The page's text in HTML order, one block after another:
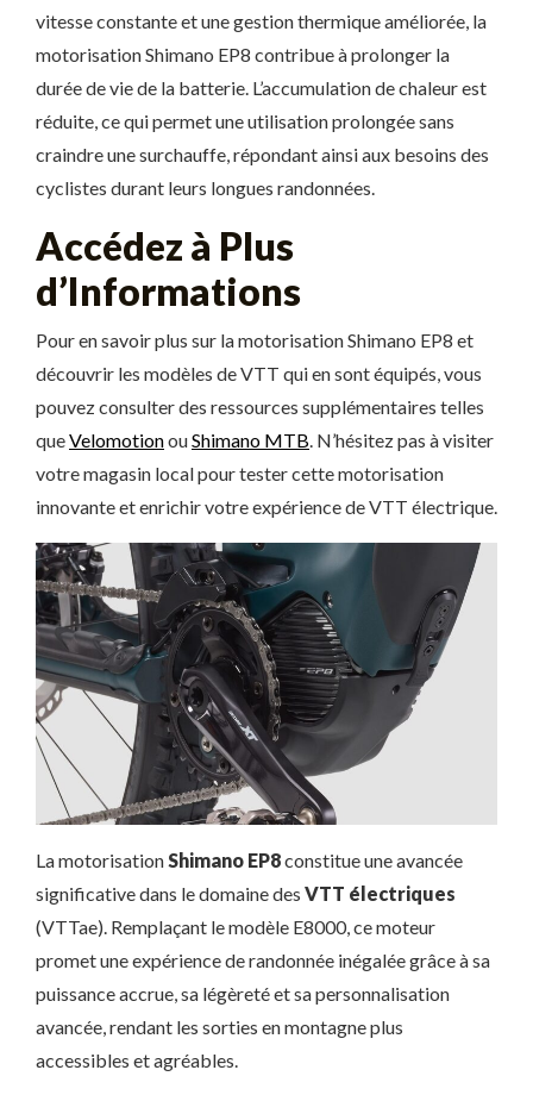
vitesse constante et une gestion thermique améliorée, la
motorisation Shimano EP8 contribue à prolonger la
durée de vie de la batterie. L’accumulation de chaleur est
réduite, ce qui permet une utilisation prolongée sans
craindre une surchauffe, répondant ainsi aux besoins des
cyclistes durant leurs longues randonnées.
Accédez à Plus
d’Informations
Pour en savoir plus sur la motorisation Shimano EP8 et
découvrir les modèles de VTT qui en sont équipés, vous
pouvez consulter des ressources supplémentaires telles
queVelomotionouShimano MTB . N’hésitez pas à visiter
votre magasin local pour tester cette motorisation
innovante et enrichir votre expérience de VTT électrique.
La motorisationShimano EP8constitue une avancée
significative dans le domaine des VTT électriques
(VTTae). Remplaçant le modèle E8000, ce moteur
promet une expérience de randonnée inégalée grâce à sa
puissance accrue, sa légèreté et sa personnalisation
avancée, rendant les sorties en montagne plus
accessibles et agréables.